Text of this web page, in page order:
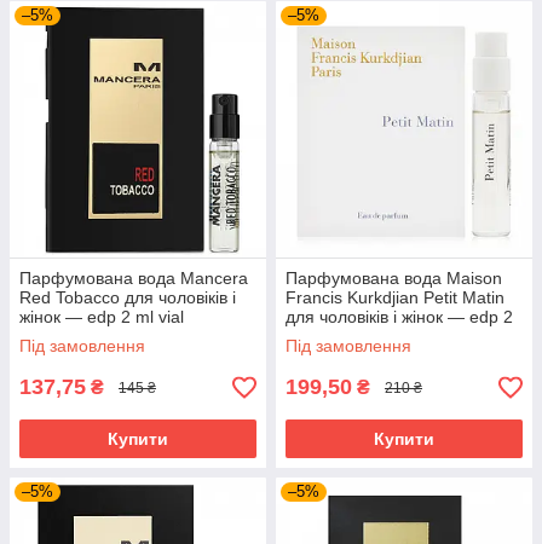
–5%
Парфумована вода Mancera
Red Tobacco для чоловіків і
жінок — edp 2 ml vial
Під замовлення
137,75 ₴ 145 ₴
Купити
–5%
Парфумована вода Maison
Francis Kurkdjian Petit Matin
для чоловіків і жінок — edp 2
ml vial
Під замовлення
199,50 ₴ 210 ₴
Купити
–5% –5%